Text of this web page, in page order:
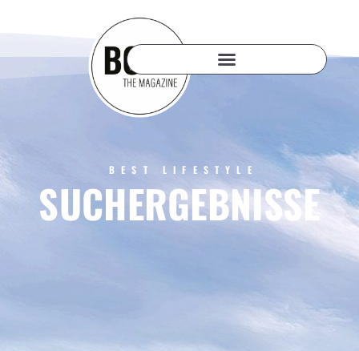
BEST LIFESTYLE
SUCHERGEBNISSE